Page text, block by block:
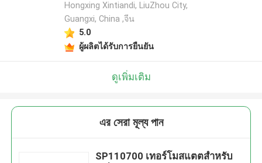
Hongxing Xintiandi, LiuZhou City,
Guangxi, China ,จีน
5.0
ผู้ผลิตได้รับการยืนยัน
ดูเพิ่มเติม
এর সেরা মূল্য পান
SP110700 เทอร์โมสแตตสําหรับ